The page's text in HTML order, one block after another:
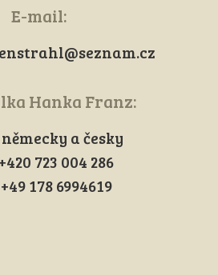
E-mail:
Hanka Franz:
a česky
723 004 286
178 6994619